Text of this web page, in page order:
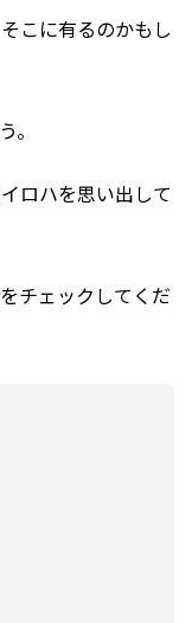
こに有るのかもし
。
ロハを思い出して
チェックしてくだ